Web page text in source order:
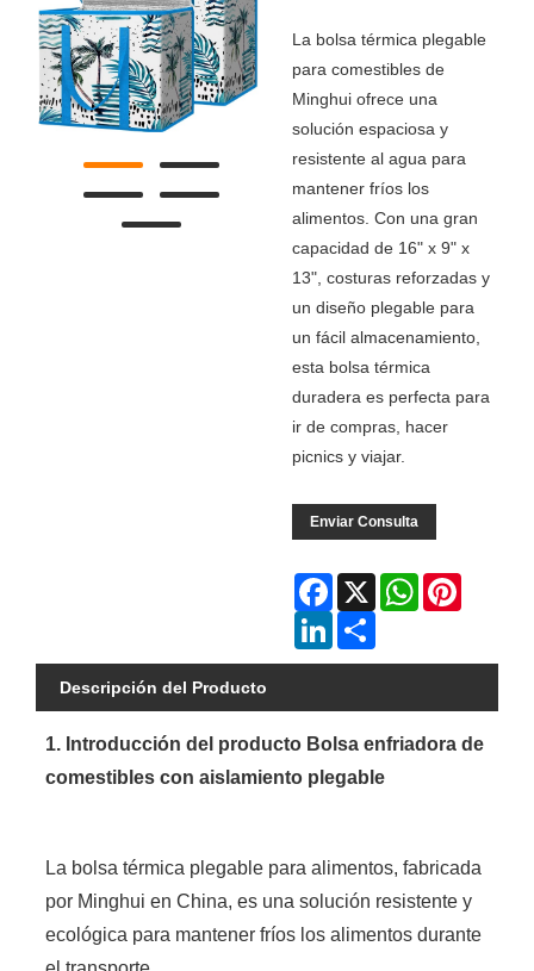
La bolsa térmica plegable
para comestibles de
Minghui ofrece una
solución espaciosa y
resistente al agua para
mantener fríos los
alimentos. Con una gran
capacidad de 16" x 9" x
13", costuras reforzadas y
un diseño plegable para
un fácil almacenamiento,
esta bolsa térmica
duradera es perfecta para
ir de compras, hacer
picnics y viajar.
Enviar Consulta
Facebook
X WhatsApp
LinkedIn
Descripción del Producto
1. Introducción del producto Bolsa enfriadora de
comestibles con aislamiento plegable
La bolsa térmica plegable para alimentos, fabricada
por Minghui en China, es una solución resistente y
ecológica para mantener fríos los alimentos durante